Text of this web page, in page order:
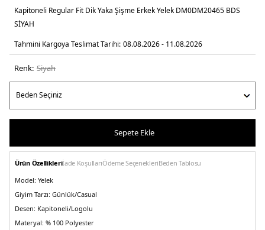
Kapitoneli Regular Fit Dik Yaka Şişme Erkek Yelek DM0DM20465 BDS
SİYAH
Tahmini Kargoya Teslimat Tarihi: 08.08.2026 - 11.08.2026
Renk: si̇yah
Sepete Ekle
Ürün Özellikleriİade KoşullarıÖdeme SeçenekleriBeden Tablosu
Model: Yelek
Giyim Tarzı: Günlük/Casual
Desen: Kapitoneli/Logolu
Materyal: % 100 Polyester